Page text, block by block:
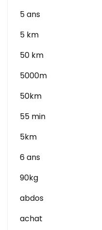
5 ans
5 km
50 km
5000m
50km
55 min
5km
6 ans
90kg
abdos
achat